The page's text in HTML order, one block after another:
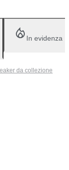
In evidenza
da collezione